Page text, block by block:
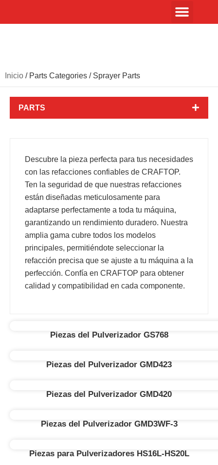
Inicio / Parts Categories / Sprayer Parts
PARTS
Descubre la pieza perfecta para tus necesidades
con las refacciones confiables de CRAFTOP.
Ten la seguridad de que nuestras refacciones
están diseñadas meticulosamente para
adaptarse perfectamente a toda tu máquina,
garantizando un rendimiento duradero. Nuestra
amplia gama cubre todos los modelos
principales, permitiéndote seleccionar la
refacción precisa que se ajuste a tu máquina a la
perfección. Confía en CRAFTOP para obtener
calidad y compatibilidad en cada componente.
Piezas del Pulverizador GS768
Piezas del Pulverizador GMD423
Piezas del Pulverizador GMD420
Piezas del Pulverizador GMD3WF-3
Piezas para Pulverizadores HS16L-HS20L